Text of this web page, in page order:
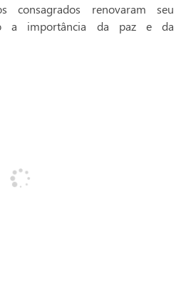
consagrados renovaram seu
a importância da paz e da